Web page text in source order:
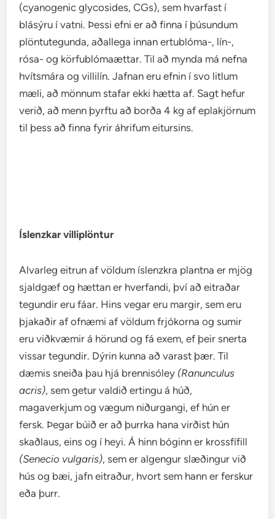
(cyanogenic glycosides, CGs), sem hvarfast í
blásýru í vatni. Þessi efni er að finna í þúsundum
plöntutegunda, aðallega innan ertublóma-, lín-,
rósa- og körfublómaættar. Til að mynda má nefna
hvítsmára og villilín. Jafnan eru efnin í svo litlum
mæli, að mönnum stafar ekki hætta af. Sagt hefur
verið, að menn þyrftu að borða 4 kg af eplakjörnum
til þess að finna fyrir áhrifum eitursins.
Íslenzkar villiplöntur
Alvarleg eitrun af völdum íslenzkra plantna er mjög
sjaldgæf og hættan er hverfandi, því að eitraðar
tegundir eru fáar. Hins vegar eru margir, sem eru
þjakaðir af ofnæmi af völdum frjókorna og sumir
eru viðkvæmir á hörund og fá exem, ef þeir snerta
vissar tegundir. Dýrin kunna að varast þær. Til
dæmis sneiða þau hjá brennisóley (Ranunculus
acris), sem getur valdið ertingu á húð,
magaverkjum og vægum niðurgangi, ef hún er
fersk. Þegar búið er að þurrka hana virðist hún
skaðlaus, eins og í heyi. Á hinn bóginn er krossfífill
(Senecio vulgaris), sem er algengur slæðingur við
hús og bæi, jafn eitraður, hvort sem hann er ferskur
eða þurr.